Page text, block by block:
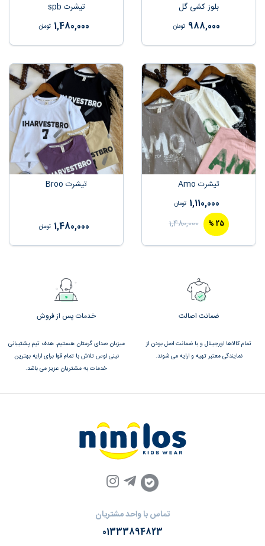
بلوز کشی گل
988,000 تومان
تیشرت spb
1,480,000 تومان
تیشرت Amo
1,110,000 تومان
25
%
1,480,000
تیشرت Broo
1,480,000 تومان
ضمانت اصالت
تمام کالاها اورجینال و با ضمانت اصل بودن از
نمایندگی معتبر تهیه و ارایه می شوند.
خدمات پس از فروش
میزبان صدای گرمتان هستیم. هدف تیم پشتیبانی
نینی لوس تلاش با تمام قوا برای ارایه بهترین
خدمات به مشتریان عزیز می باشد.
تماس با واحد مشتریان
01333894823